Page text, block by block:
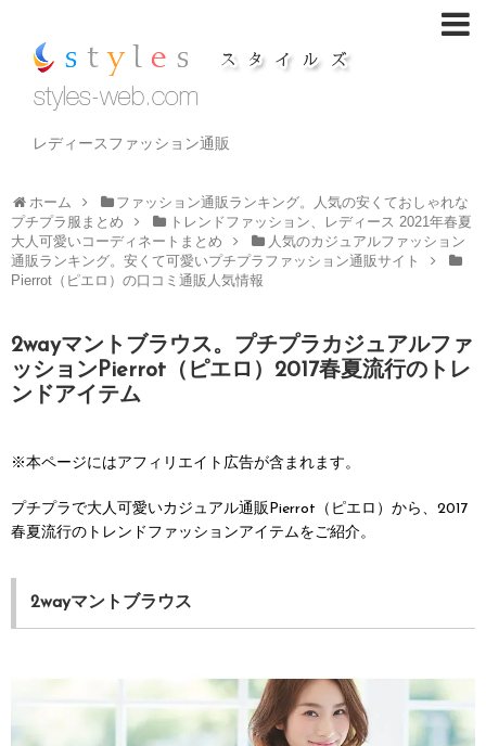
レディースファッション通販
ホーム
ファッション通販ランキング。人気の安くておしゃれな
プチプラ服まとめ
トレンドファッション、レディース 2021年春夏
大人可愛いコーディネートまとめ
人気のカジュアルファッション
通販ランキング。安くて可愛いプチプラファッション通販サイト
Pierrot（ピエロ）の口コミ通販人気情報
2wayマントブラウス。プチプラカジュアルファ
ッションPierrot（ピエロ）2017春夏流行のトレ
ンドアイテム
※本ページにはアフィリエイト広告が含まれます。
プチプラで大人可愛いカジュアル通販Pierrot（ピエロ）から、2017
春夏流行のトレンドファッションアイテムをご紹介。
2wayマントブラウス